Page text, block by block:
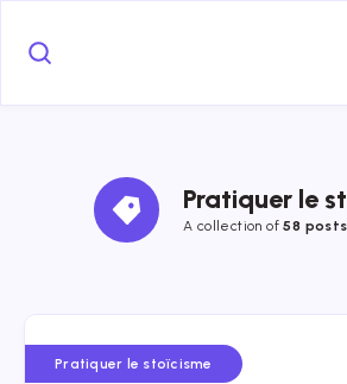
Pratiquer le
A collection of58 posts
Pratiquer le stoïcisme